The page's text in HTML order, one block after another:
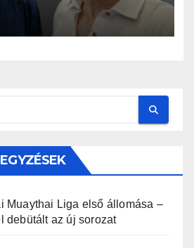
Muaythai Liga első állomása –
debütált az új sorozat